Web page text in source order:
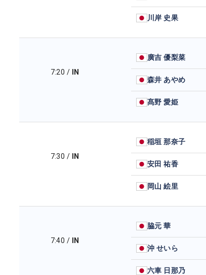
川岸 史果
7:20 / IN
廣吉 優梨菜
森井 あやめ
髙野 愛姫
7:30 / IN
稲垣 那奈子
安田 祐香
岡山 絵里
7:40 / IN
脇元 華
沖 せいら
六車 日那乃